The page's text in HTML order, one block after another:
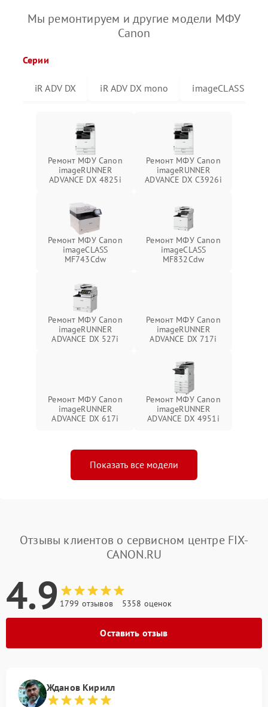
Мы ремонтируем и другие модели МФУ
Canon
Серии
iR ADV DX iR ADV DX mono imageCLASS
Ремонт МФУ Canon
imageRUNNER
ADVANCE DX 4825i
Ремонт МФУ Canon
imageRUNNER
ADVANCE DX C3926i
Ремонт МФУ Canon
imageCLASS
MF743Cdw
Ремонт МФУ Canon
imageCLASS
MF832Cdw
Ремонт МФУ Canon
imageRUNNER
ADVANCE DX 527i
Ремонт МФУ Canon
imageRUNNER
ADVANCE DX 717i
Ремонт МФУ Canon
imageRUNNER
ADVANCE DX 617i
Ремонт МФУ Canon
imageRUNNER
ADVANCE DX 4951i
Показать все модели
Отзывы клиентов о сервисном центре FIX-
CANON.RU
4.9 1799 отзывов 5358 оценок
Оставить отзыв
Жданов Кирилл